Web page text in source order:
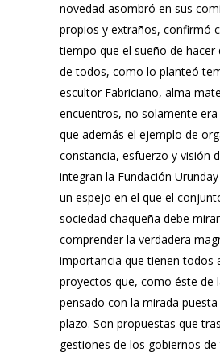
novedad asombró en sus
propios y extraños, confirmó
tiempo que el sueño de hacer
de todos, como lo planteó
escultor Fabriciano, alma
encuentros, no solamente
que además el ejemplo de
constancia, esfuerzo y visión
integran la Fundación
un espejo en el que el
sociedad chaqueña debe
comprender la verdadera
importancia que tienen todos
proyectos que, como éste de
pensado con la mirada
plazo. Son propuestas que
gestiones de los gobiernos